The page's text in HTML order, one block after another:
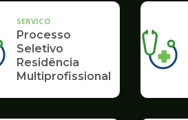
SERVICO
Processo
Seletivo
Residência
Multiprofissional